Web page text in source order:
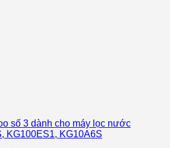
số 3 dành cho máy lọc nước
KG100ES1, KG10A6S